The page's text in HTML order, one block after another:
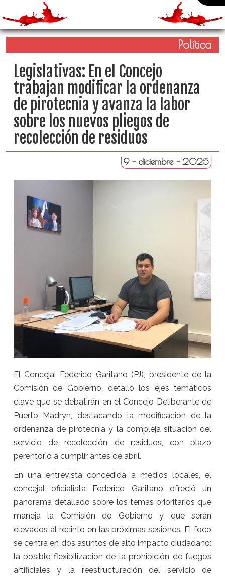
Política
Legislativas: En el Concejo
trabajan modificar la ordenanza
de pirotecnia y avanza la labor
sobre los nuevos pliegos de
recolección de residuos
9 - diciembre - 2025
El Concejal Federico Garitano (PJ), presidente de la
Comisión de Gobierno, detalló los ejes temáticos
clave que se debatirán en el Concejo Deliberante de
Puerto Madryn, destacando la modificación de la
ordenanza de pirotecnia y la compleja situación del
servicio de recolección de residuos, con plazo
perentorio a cumplir antes de abril.
En una entrevista concedida a medios locales, el
concejal oficialista Federico Garitano ofreció un
panorama detallado sobre los temas prioritarios que
maneja la Comisión de Gobierno y que serán
elevados al recinto en las próximas sesiones. El foco
se centra en dos asuntos de alto impacto ciudadano:
la posible flexibilización de la prohibición de fuegos
artificiales y la reestructuración del servicio de